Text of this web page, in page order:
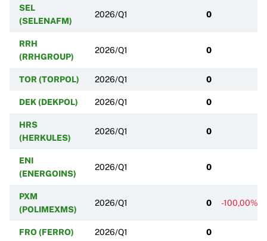
SEL
(SELENAFM)
2026/Q1 0
RRH
(RRHGROUP)
2026/Q1 0
TOR (TORPOL) 2026/Q1 0
DEK (DEKPOL) 2026/Q1 0
HRS
(HERKULES)
2026/Q1 0
ENI
(ENERGOINS)
2026/Q1 0
PXM
(POLIMEXMS)
2026/Q1 0 -100,00%
FRO (FERRO) 2026/Q1 0